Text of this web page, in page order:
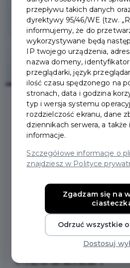
2021-01-04
OTWARTEGO
KONKURSU
RZECZ DZIECI
MŁODZIEŻY
przepływu takich danych
dyrektywy 95/46/WE (tzw.
informujemy, że do
wykorzystywane będą
IP twojego urządzenia,
nazwa domeny,
przeglądarki, język
ilość czasu spędzonego na
stronach, data i godzina
typ i wersja systemu
rozdzielczość ekranu, dane
dziennikach serwera, a
informacje.
Szczegółowe informacje o
znajdziesz w Polityce
Zgadzam się na
Odrzuć wszystkie
Dostosuj